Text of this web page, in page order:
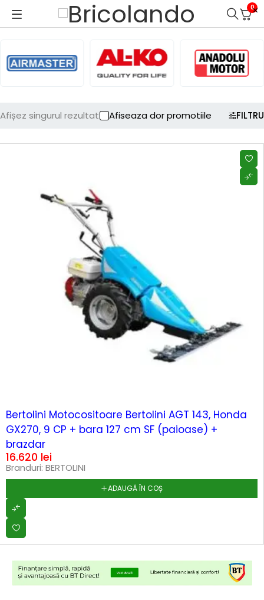
0
FILTRU
Afișez singurul rezultat Afiseaza dor promotiile
Bertolini Motocositoare Bertolini AGT 143, Honda
GX270, 9 CP + bara 127 cm SF (paioase) +
brazdar
16.620 lei
Branduri: BERTOLINI
ADAUGĂ ÎN COȘ